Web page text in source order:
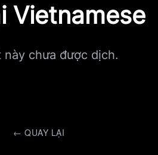
Vietnamese
này chưa được dịch.
← QUAY LẠI